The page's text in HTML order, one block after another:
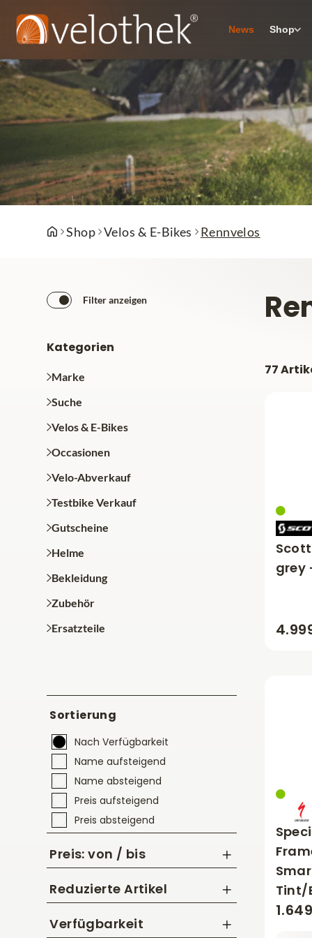
News Shop
Shop Velos & E-Bikes Rennvelos
Filter anzeigen
Kategorien
Marke
Suche
Velos & E-Bikes
Occasionen
Velo-Abverkauf
Testbike Verkauf
Gutscheine
Helme
Bekleidung
Zubehör
Ersatzteile
Sortierung
Nach Verfügbarkeit
Name aufsteigend
Name absteigend
Preis aufsteigend
Preis absteigend
Preis: von / bis
CHF
Reduzierte Artikel
Nur Reduzierte Artikel anzeigen
Verfügbarkeit
77
grey
Tint/